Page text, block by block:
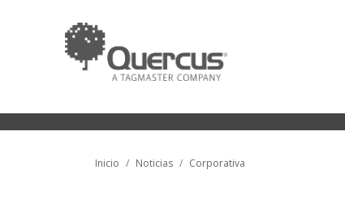
Inicio Noticias Corporativa